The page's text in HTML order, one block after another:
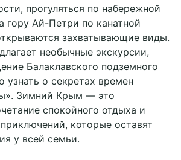
прогуляться по набережной
гору Ай-Петри по канатной
захватывающие виды.
необычные экскурсии,
Балаклавского подземного
узнать о секретах времен
Зимний Крым — это
спокойного отдыха и
которые оставят
у всей семьи.